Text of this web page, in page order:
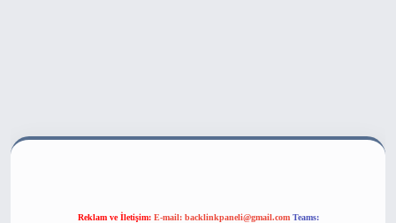
Reklam ve İletişim: E-mail: backlinkpaneli@gmail.com Teams: